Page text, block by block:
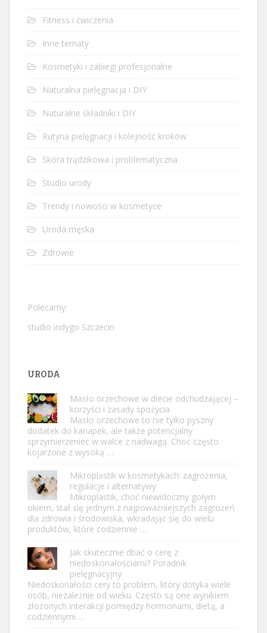
Fitness i ćwiczenia
Inne tematy
Kosmetyki i zabiegi profesjonalne
Naturalna pielęgnacja i DIY
Naturalne składniki i DIY
Rutyna pielęgnacji i kolejność kroków
Skóra trądzikowa i problematyczna
Studio urody
Trendy i nowości w kosmetyce
Uroda męska
Zdrowie
Polecamy:
studio indygo Szczecin
URODA
Masło orzechowe w diecie odchudzającej –
korzyści i zasady spożycia
Masło orzechowe to nie tylko pyszny
dodatek do kanapek, ale także potencjalny
sprzymierzeniec w walce z nadwagą. Choć często
kojarzone z wysoką …
Mikroplastik w kosmetykach: zagrożenia,
regulacje i alternatywy
Mikroplastik, choć niewidoczny gołym
okiem, stał się jednym z najpoważniejszych zagrożeń
dla zdrowia i środowiska, wkradając się do wielu
produktów, które codziennie …
Jak skutecznie dbać o cerę z
niedoskonałościami? Poradnik
pielęgnacyjny
Niedoskonałości cery to problem, który dotyka wiele
osób, niezależnie od wieku. Często są one wynikiem
złożonych interakcji pomiędzy hormonami, dietą, a
codziennymi …